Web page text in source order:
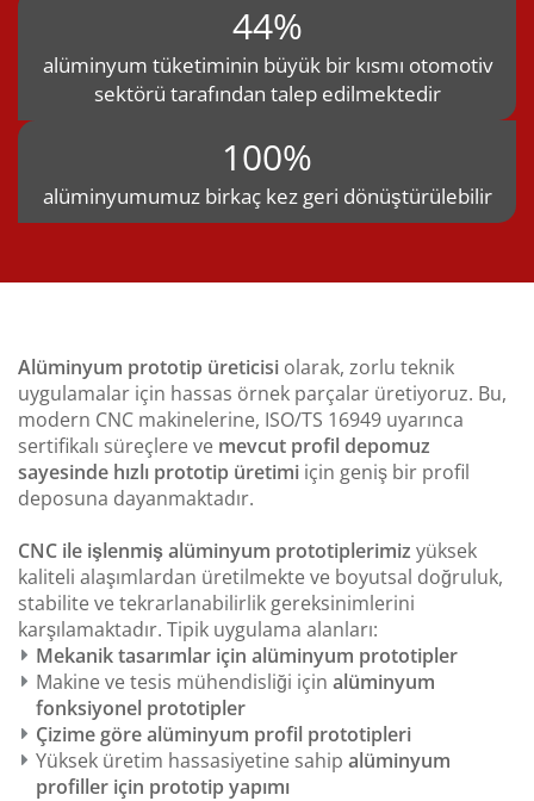
44%
alüminyum tüketiminin büyük bir kısmı otomotiv
sektörü tarafından talep edilmektedir
100%
alüminyumumuz birkaç kez geri dönüştürülebilir
Alüminyum prototip üreticisi olarak, zorlu teknik
uygulamalar için hassas örnek parçalar üretiyoruz. Bu,
modern CNC makinelerine, ISO/TS 16949 uyarınca
sertifikalı süreçlere ve mevcut profil depomuz
sayesinde hızlı prototip üretimi için geniş bir profil
deposuna dayanmaktadır.
CNC ile işlenmiş alüminyum prototiplerimiz yüksek
kaliteli alaşımlardan üretilmekte ve boyutsal doğruluk,
stabilite ve tekrarlanabilirlik gereksinimlerini
karşılamaktadır. Tipik uygulama alanları:
Mekanik tasarımlar için alüminyum prototipler
Makine ve tesis mühendisliği için alüminyum
fonksiyonel prototipler
Çizime göre alüminyum profil prototipleri
Yüksek üretim hassasiyetine sahip alüminyum
profiller için prototip yapımı